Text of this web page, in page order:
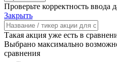
Проверьте корректность ввода
Закрыть
Такая акция уже есть в
Выбрано максимально
сравнения